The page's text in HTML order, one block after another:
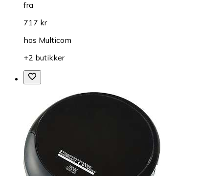
fra
717 kr
hos Multicom
+2 butikker